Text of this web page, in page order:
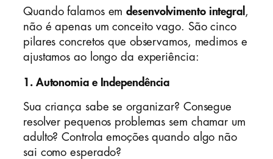
Quando falamos emdesenvolvimento integral ,
não é apenas um conceito vago. São cinco
pilares concretos que observamos, medimos e
ajustamos ao longo da experiência:
1. Autonomia e Independência
Sua criança sabe se organizar? Consegue
resolver pequenos problemas sem chamar um
adulto? Controla emoções quando algo não
sai como esperado?